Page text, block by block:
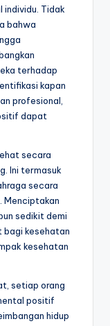
individu. Tidak
bahwa
terhadap
kapan
profesional,
dapat
secara
Ini termasuk
secara
Menciptakan
sedikit demi
kesehatan
kesehatan
setiap orang
positif
hidup